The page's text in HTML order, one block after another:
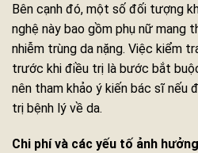
Bên cạnh đó, một số đối tượng
nghệ này bao gồm phụ nữ mang
nhiễm trùng da nặng. Việc kiểm
trước khi điều trị là bước bắt
nên tham khảo ý kiến bác sĩ nếu
trị bệnh lý về da.
Chi phí và các yếu tố ảnh hưởng